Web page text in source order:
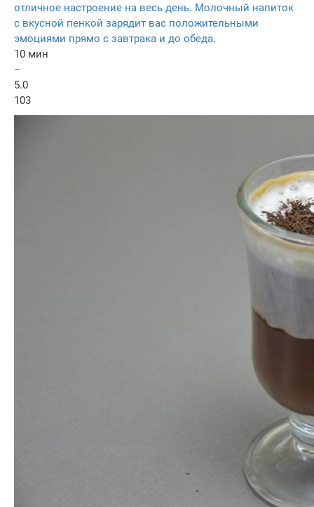
отличное настроение на весь день. Молочный напиток
с вкусной пенкой зарядит вас положительными
эмоциями прямо с завтрака и до обеда.
10 мин
–
5.0
103